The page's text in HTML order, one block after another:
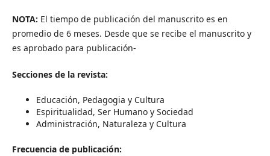
NOTA: El tiempo de publicación del manuscrito es en
promedio de 6 meses. Desde que se recibe el manuscrito y
es aprobado para publicación-
Secciones de la revista:
Educación, Pedagogia y Cultura
Espiritualidad, Ser Humano y Sociedad
Administración, Naturaleza y Cultura
Frecuencia de publicación: